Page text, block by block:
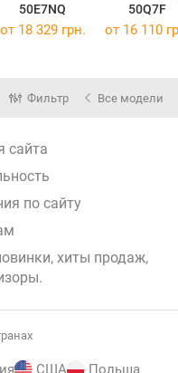
50E7NQ
50Q7F
от 18 329 грн. от 16 110
Фильтр Все модели
сайта
по сайту
хиты продаж,
.
США Польша